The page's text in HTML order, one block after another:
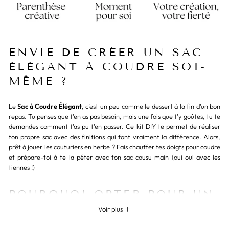
ENVIE DE CRÉER UN SAC
ÉLÉGANT À COUDRE SOI-
MÊME ?
LeSac à Coudre Élégant, c’est un peu comme le dessert à la fin d’un bon
repas. Tu penses que t’en as pas besoin, mais une fois que t’y goûtes, tu te
demandes comment t’as pu t’en passer. Ce kit DIY te permet de réaliser
ton propre sac avec des finitions qui font vraiment la différence. Alors,
prêt à jouer les couturiers en herbe ? Fais chauffer tes doigts pour coudre
et prépare-toi à te la péter avec ton sac cousu main (oui oui avec les
tiennes !)
POURQUOI OPTER POUR UN
SAC À COUDRE ÉLÉGANT ?
Voir plus